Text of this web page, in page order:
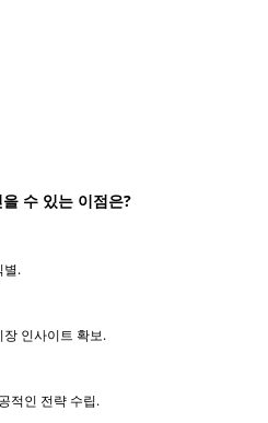
수 있는 이점은?
별.
인사이트 확보.
적인 전략 수립.